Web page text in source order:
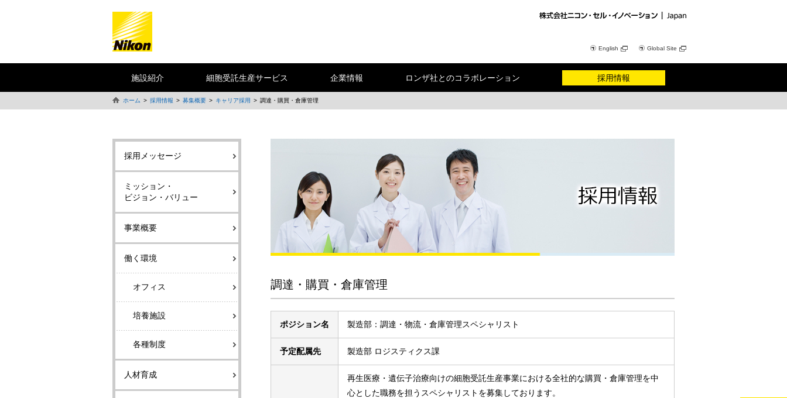
English Global Site
施設紹介 細胞受託生産サービス 企業情報 ロンザ社とのコラボレーション 採用情報
ホーム 採用情報 募集概要 キャリア採用 調達・購買・倉庫管理
採用メッセージ
ミッション・
ビジョン・バリュー
事業概要
働く環境
オフィス
培養施設
各種制度
人材育成
調達・購買・倉庫管理
ポジション名 製造部：調達・物流・倉庫管理スペシャリスト
予定配属先 製造部 ロジスティクス課
再生医療・遺伝子治療向けの細胞受託生産事業における全社的な購買・倉庫管理を中
心とした職務を担うスペシャリストを募集しております。